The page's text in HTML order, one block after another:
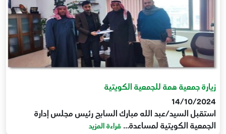
زيارة جمعية همة للجمعية الكويتية
14/10/2024
استقبل السيد/عبد الله مبارك السابج رئيس مجلس إدارة
الجمعية الكويتية لمساعدة... قراءة المزيد